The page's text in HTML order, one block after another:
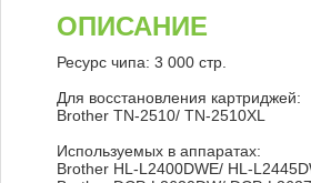
ОПИСАНИЕ
Ресурс чипа: 3 000 стр.
Для восстановления картриджей:
Brother TN-2510/ TN-2510XL
Используемых в аппаратах:
Brother HL-L2400DWE/ HL-